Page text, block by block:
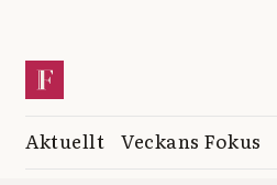
Aktuellt Veckans Fokus